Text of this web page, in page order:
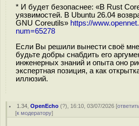
* И будет безопаснее: «В Rust
уязвимостей. В Ubuntu 26.04
GNU Coreutils» https://
num=65278
Если Вы решили вынести своё
будьте добры снабдить его
инженерных знаний и опыта оно
экспертная позиция, а как
иллюзий.
1.34 ,OpenEcho (?), 16:10, 03/07/2026 [
[к модератору]